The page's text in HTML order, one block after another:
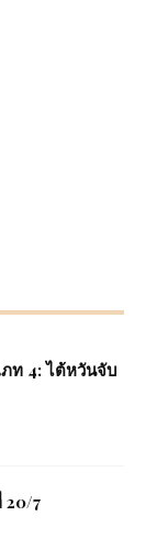
ท 4: ไต้หวันจับ
20/7